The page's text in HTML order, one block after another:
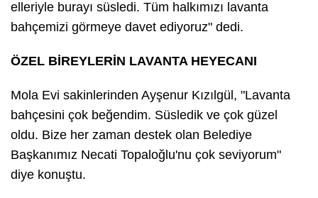
elleriyle burayı süsledi. Tüm halkımızı lavanta
bahçemizi görmeye davet ediyoruz" dedi.
ÖZEL BİREYLERİN LAVANTA HEYECANI
Mola Evi sakinlerinden Ayşenur Kızılgül, "Lavanta
bahçesini çok beğendim. Süsledik ve çok güzel
oldu. Bize her zaman destek olan Belediye
Başkanımız Necati Topaloğlu'nu çok seviyorum"
diye konuştu.